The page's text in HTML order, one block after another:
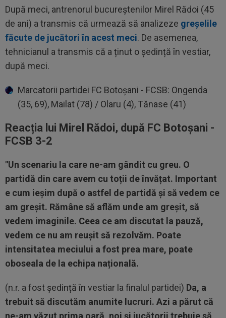
După meci, antrenorul bucureștenilor Mirel Rădoi (45
de ani) a transmis că urmează să analizeze greșelile
făcute de jucători în acest meci. De asemenea,
tehnicianul a transmis că a ținut o ședință în vestiar,
după meci.
Marcatorii partidei FC Botoșani - FCSB: Ongenda
(35, 69), Mailat (78) / Olaru (4), Tănase (41)
Reacția lui Mirel Rădoi, după FC Botoșani -
FCSB 3-2
"Un scenariu la care ne-am gândit cu greu. O
partidă din care avem cu toții de învățat. Important
e cum ieșim după o astfel de partidă și să vedem ce
am greșit. Rămâne să aflăm unde am greșit, să
vedem imaginile. Ceea ce am discutat la pauză,
vedem ce nu am reușit să rezolvăm. Poate
intensitatea meciului a fost prea mare, poate
oboseala de la echipa națională.
(n.r. a fost ședință în vestiar la finalul partidei) Da, a
trebuit să discutăm anumite lucruri. Azi a părut că
ne-am văzut prima oară, noi și jucătorii trebuie să